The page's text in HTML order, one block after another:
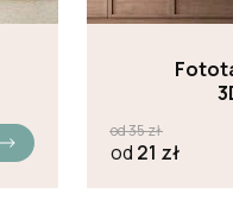
od35zł
od 21 zł